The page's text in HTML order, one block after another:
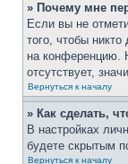
» Почему мне
Если вы не
того, чтобы
на конференцию.
отсутствует,
Вернуться к началу
» Как сделать,
В настройках
будете скрытым
Вернуться к началу